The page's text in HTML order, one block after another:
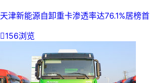
天津新能源自卸重卡渗透率达76.1%居榜首
156浏览